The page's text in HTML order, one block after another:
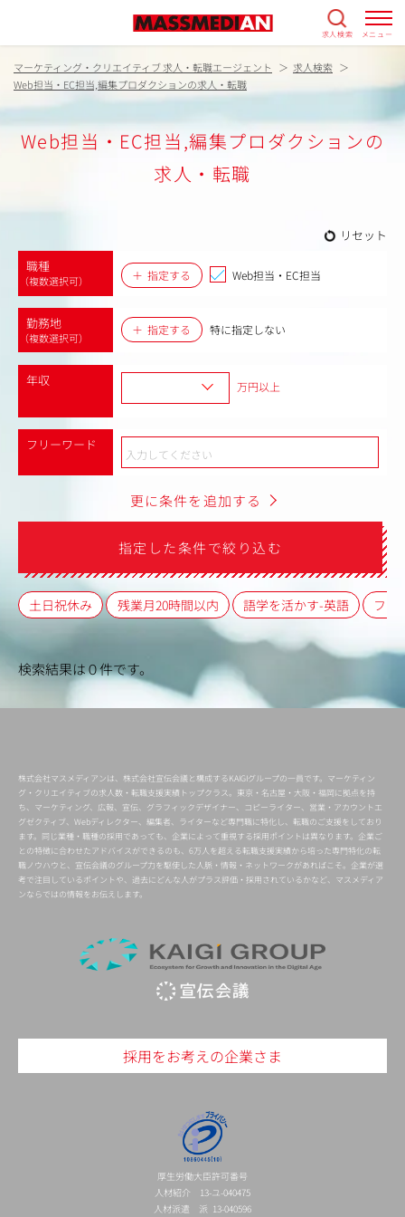
求人検索 メニュー
マーケティング・クリエイティブ 求人・転職エージェント
求人検索
Web担当・EC担当,編集プロダクションの求人・転職
Web担当・EC担当,編集プロダクションの
求人・転職
リセット
職種
（複数選択可） 指定する Web担当・EC担当
勤務地
（複数選択可）
指定する 特に指定しない
年収 万円以上
フリーワード
更に条件を追加する
指定した条件で絞り込む
土日祝休み 残業月20時間以内 語学を活かす-英語 フレ
検索結果は０件です。
株式会社マスメディアンは、株式会社宣伝会議と構成するKAIGIグループの一員です。マーケティン
グ・クリエイティブの求人数・転職支援実績トップクラス。東京・名古屋・大阪・福岡に拠点を持
ち、マーケティング、広報、宣伝、グラフィックデザイナー、コピーライター、営業・アカウントエ
グゼクティブ、Webディレクター、編集者、ライターなど専門職に特化し、転職のご支援をしており
ます。同じ業種・職種の採用であっても、企業によって重視する採用ポイントは異なります。企業ご
との特徴に合わせたアドバイスができるのも、6万人を超える転職支援実績から培った専門特化の転
職ノウハウと、宣伝会議のグループ力を駆使した人脈・情報・ネットワークがあればこそ。企業が選
考で注目しているポイントや、過去にどんな人がプラス評価・採用されているかなど、マスメディア
ンならではの情報をお伝えします。
採用をお考えの企業さま
厚生労働大臣許可番号
人材紹介 13-ユ-040475
人材派遣 派 13-040596